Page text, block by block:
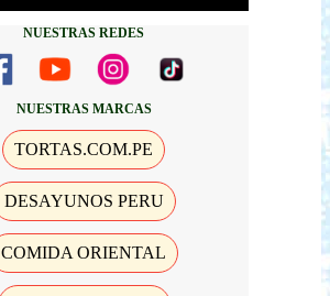
NUESTRAS REDES
NUESTRAS MARCAS
TORTAS.COM.PE
DESAYUNOS PERU
COMIDA ORIENTAL